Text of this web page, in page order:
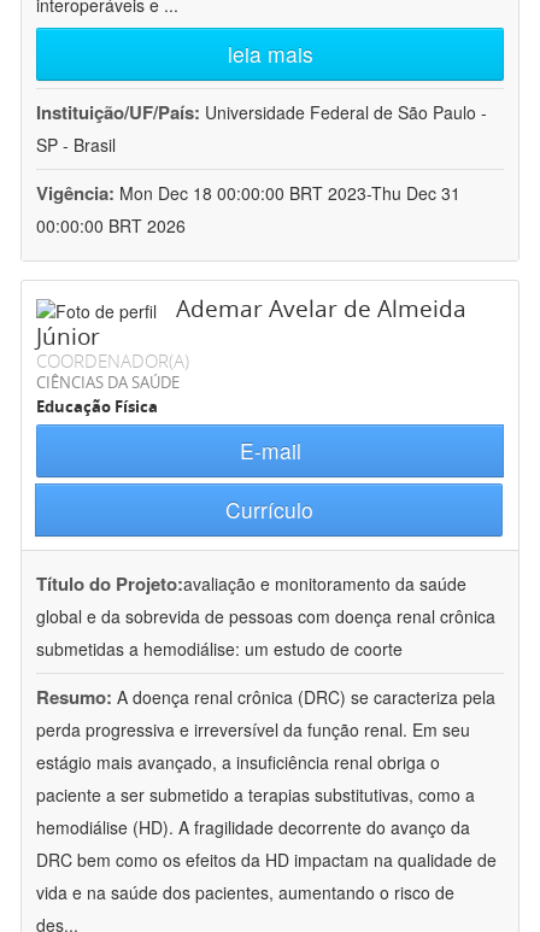
interoperáveis e ...
leia mais
Instituição/UF/País: Universidade Federal de São Paulo -
SP - Brasil
Vigência: Mon Dec 18 00:00:00 BRT 2023-Thu Dec 31
00:00:00 BRT 2026
Ademar Avelar de Almeida
Júnior
COORDENADOR(A)
CIÊNCIAS DA SAÚDE
Educação Física
E-mail
Currículo
Título do Projeto:avaliação e monitoramento da saúde
global e da sobrevida de pessoas com doença renal crônica
submetidas a hemodiálise: um estudo de coorte
Resumo: A doença renal crônica (DRC) se caracteriza pela
perda progressiva e irreversível da função renal. Em seu
estágio mais avançado, a insuficiência renal obriga o
paciente a ser submetido a terapias substitutivas, como a
hemodiálise (HD). A fragilidade decorrente do avanço da
DRC bem como os efeitos da HD impactam na qualidade de
vida e na saúde dos pacientes, aumentando o risco de
des...